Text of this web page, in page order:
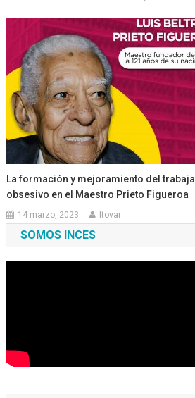
La formación y mejoramiento del
obsesivo en el Maestro Prieto Figueroa
14 marzo, 2023 ltovar
SOMOS INCES